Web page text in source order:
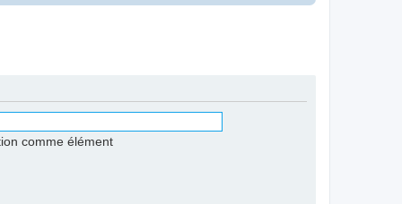
comme élément